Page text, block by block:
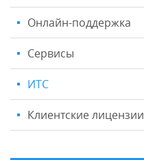
Онлайн-поддержка
Сервисы
ИТС
Клиентские лицензии